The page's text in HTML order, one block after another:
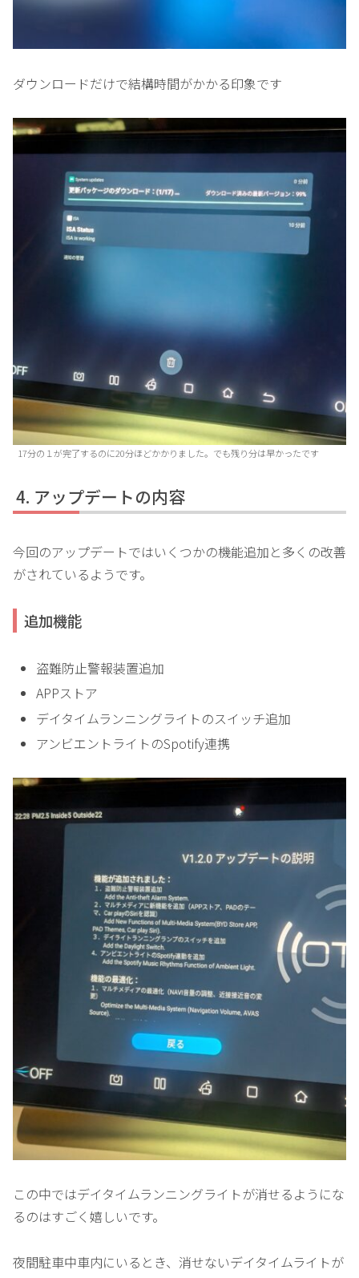
ダウンロードだけで結構時間がかかる印象です
17分の１が完了するのに20分ほどかかりました。でも残り分は早かったです
アップデートの内容
今回のアップデートではいくつかの機能追加と多くの改善
がされているようです。
追加機能
盗難防止警報装置追加
APPストア
デイタイムランニングライトのスイッチ追加
アンビエントライトのSpotify連携
この中ではデイタイムランニングライトが消せるようにな
るのはすごく嬉しいです。
夜間駐車中車内にいるとき、消せないデイタイムライトが